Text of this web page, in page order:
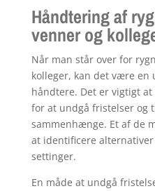
Håndtering af
venner og
Når man står over for
kolleger, kan det være
håndtere. Det er vigtigt
for at undgå fristelser og
sammenhænge. Et af de
at identificere
settinger.
En måde at undgå